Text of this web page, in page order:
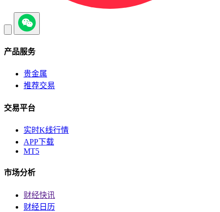
产品服务
贵金属
推荐交易
交易平台
实时K线行情
APP下载
MT5
市场分析
财经快讯
财经日历